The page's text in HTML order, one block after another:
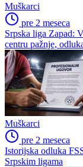
Muškarci
pre 2 meseca
Srpska liga Zapad:
centru pažnje,
Muškarci
pre 2 meseca
Istorijska odluka
Srpskim ligama